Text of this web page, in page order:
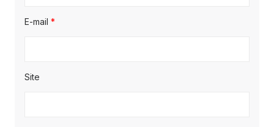
E-mail *
Site